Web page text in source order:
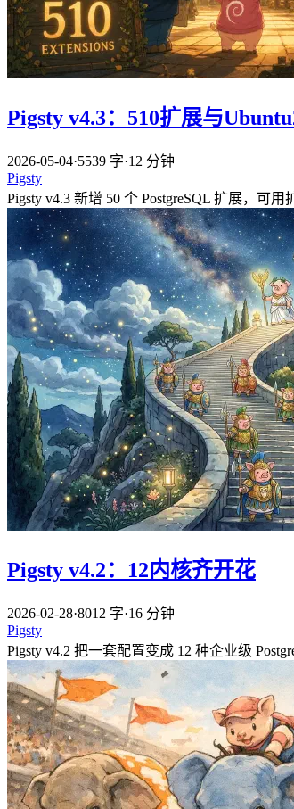
Pigsty v4.3：510扩展与
2026-05-04·5539 字·12 分钟
Pigsty
Pigsty v4.3 新增 50 个 PostgreSQL 扩展，可
Pigsty v4.2：12内核齐开花
2026-02-28·8012 字·16 分钟
Pigsty
Pigsty v4.2 把一套配置变成 12 种企业级